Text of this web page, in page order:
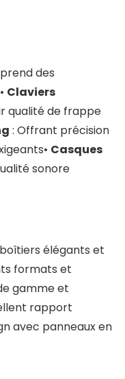
des
Claviers
qualité de frappe
: Offrant précision
Casques
sonore
élégants et
formats et
gamme et
rapport
avec panneaux en